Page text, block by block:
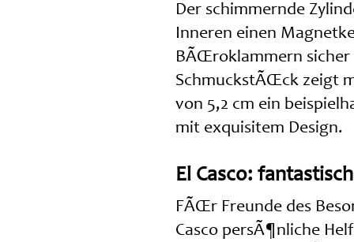
Der schimmernde
Inneren einen
BÃŒroklammern sicher
SchmuckstÃŒck zeigt
von 5,2 cm ein
mit exquisitem Design.
El Casco:
FÃŒr Freunde des
Casco persÃ¶nliche